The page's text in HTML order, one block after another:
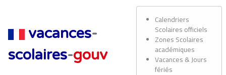
vacances-
scolaires-gouv
Calendriers
Scolaires officiels
Zones Scolaires
académiques
Vacances & Jours
fériés